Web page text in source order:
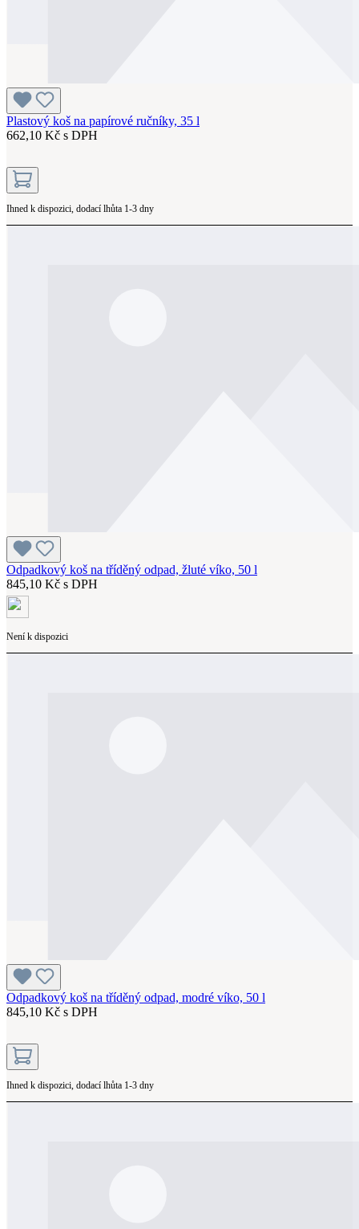
Plastový koš na papírové ručníky, 35 l
662,10 Kč s DPH
Ihned k dispozici, dodací lhůta 1-3 dny
Odpadkový koš na tříděný odpad, žluté víko, 50 l
845,10 Kč s DPH
Není k dispozici
Odpadkový koš na tříděný odpad, modré víko, 50 l
845,10 Kč s DPH
Ihned k dispozici, dodací lhůta 1-3 dny